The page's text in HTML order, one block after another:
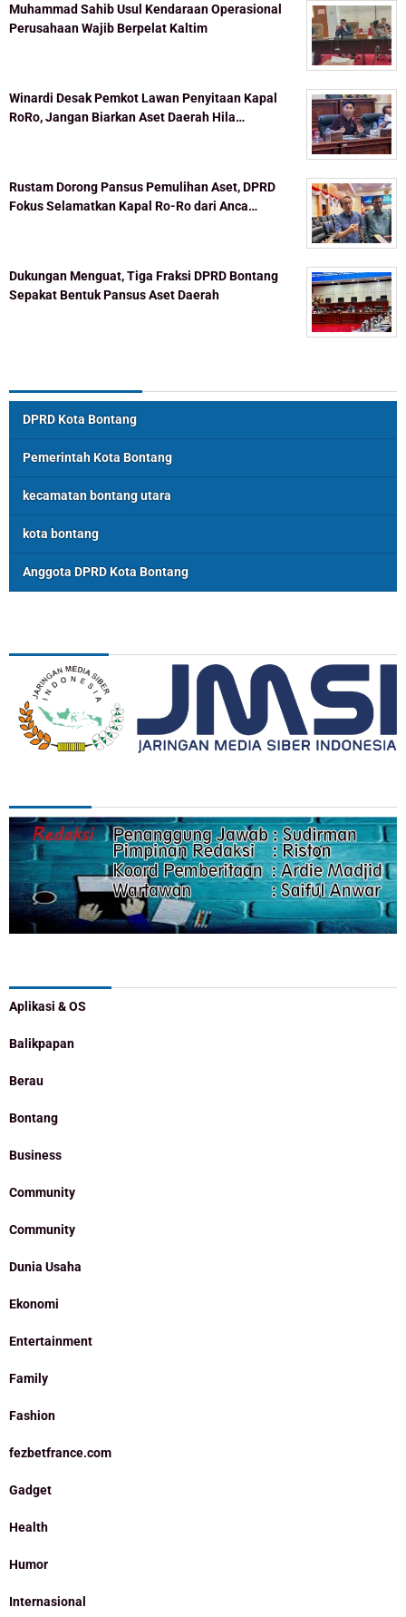
Muhammad Sahib Usul Kendaraan Operasional
Perusahaan Wajib Berpelat Kaltim
Winardi Desak Pemkot Lawan Penyitaan Kapal
RoRo, Jangan Biarkan Aset Daerah Hila…
Rustam Dorong Pansus Pemulihan Aset, DPRD
Fokus Selamatkan Kapal Ro-Ro dari Anca…
Dukungan Menguat, Tiga Fraksi DPRD Bontang
Sepakat Bentuk Pansus Aset Daerah
DPRD Kota Bontang
Pemerintah Kota Bontang
kecamatan bontang utara
kota bontang
Anggota DPRD Kota Bontang
Aplikasi & OS
Balikpapan
Berau
Bontang
Business
Community
Community
Dunia Usaha
Ekonomi
Entertainment
Family
Fashion
fezbetfrance.com
Gadget
Health
Humor
Internasional